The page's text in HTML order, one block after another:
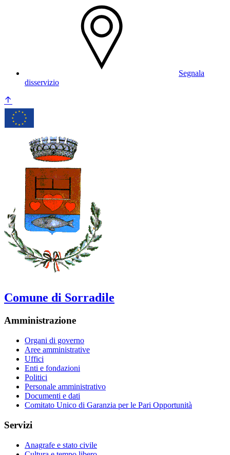
Segnala
disservizio
Comune di Sorradile
Amministrazione
Organi di governo
Aree amministrative
Uffici
Enti e fondazioni
Politici
Personale amministrativo
Documenti e dati
Comitato Unico di Garanzia per le Pari Opportunità
Servizi
Anagrafe e stato civile